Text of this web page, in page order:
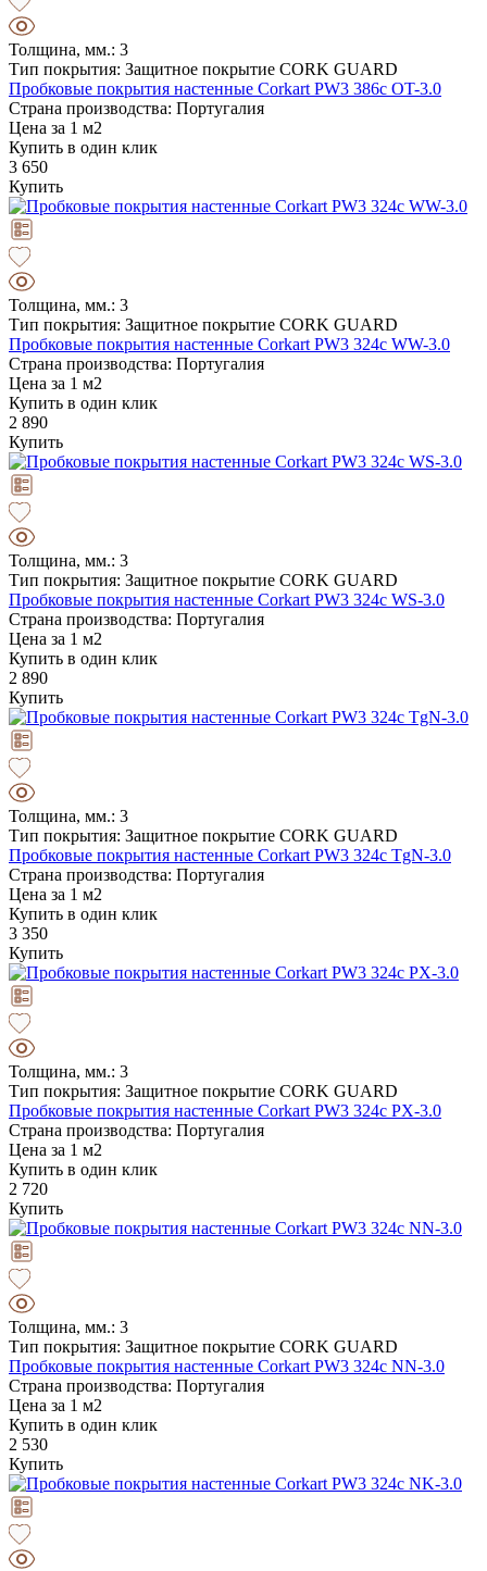
Толщина, мм.: 3
Тип покрытия: Защитное покрытие CORK GUARD
Пробковые покрытия настенные Corkart PW3 386c OT-3.0
Страна производства: Португалия
Цена за 1 м2
Купить в один клик
3 650
Купить
Толщина, мм.: 3
Тип покрытия: Защитное покрытие CORK GUARD
Пробковые покрытия настенные Corkart PW3 324c WW-3.0
Страна производства: Португалия
Цена за 1 м2
Купить в один клик
2 890
Купить
Толщина, мм.: 3
Тип покрытия: Защитное покрытие CORK GUARD
Пробковые покрытия настенные Corkart PW3 324c WS-3.0
Страна производства: Португалия
Цена за 1 м2
Купить в один клик
2 890
Купить
Толщина, мм.: 3
Тип покрытия: Защитное покрытие CORK GUARD
Пробковые покрытия настенные Corkart PW3 324c TgN-3.0
Страна производства: Португалия
Цена за 1 м2
Купить в один клик
3 350
Купить
Толщина, мм.: 3
Тип покрытия: Защитное покрытие CORK GUARD
Пробковые покрытия настенные Corkart PW3 324c PX-3.0
Страна производства: Португалия
Цена за 1 м2
Купить в один клик
2 720
Купить
Толщина, мм.: 3
Тип покрытия: Защитное покрытие CORK GUARD
Пробковые покрытия настенные Corkart PW3 324c NN-3.0
Страна производства: Португалия
Цена за 1 м2
Купить в один клик
2 530
Купить